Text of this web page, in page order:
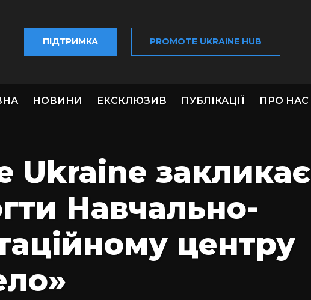
ПІДТРИМКА PROMOTE UKRAINE HUB
НОВИНИ ЕКСКЛЮЗИВ ПУБЛІКАЦІЇ ПРО НАС
Ukraine закликає
Навчально-
центру